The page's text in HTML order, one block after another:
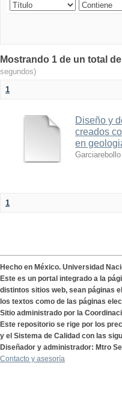
Mostrando 1 de un total
segundos)
1
Diseño y
creados
en
1
Hecho en México. Universidad
Este es un portal integrado a la
distintos sitios web, sean páginas
los textos como de las páginas
Sitio administrado por la
Este repositorio se rige por los
y el Sistema de Calidad con las
Diseñador y administrador: Mtro
Contacto y asesoría